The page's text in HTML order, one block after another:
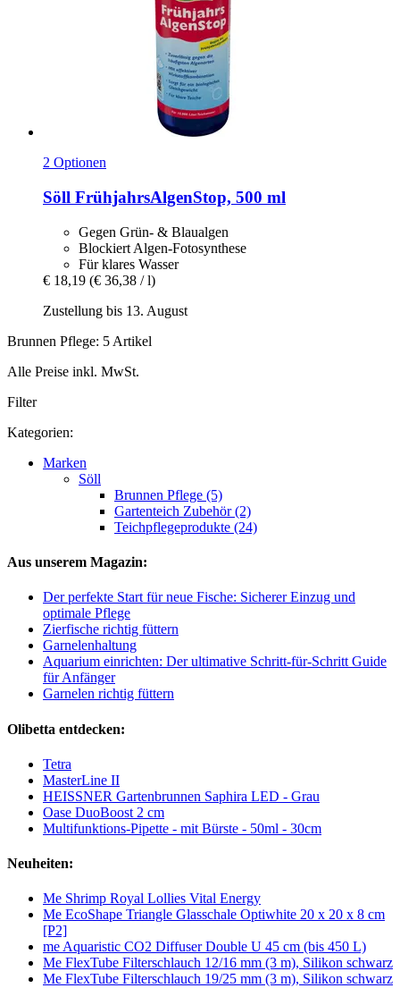
2 Optionen
Söll FrühjahrsAlgenStop, 500 ml
Gegen Grün- & Blaualgen
Blockiert Algen-Fotosynthese
Für klares Wasser
€ 18,19 (€ 36,38 / l)
Zustellung bis 13. August
Brunnen Pflege: 5 Artikel
Alle Preise inkl. MwSt.
Filter
Kategorien:
Marken
Söll
Brunnen Pflege (5)
Gartenteich Zubehör (2)
Teichpflegeprodukte (24)
Aus unserem Magazin:
Der perfekte Start für neue Fische: Sicherer Einzug und
optimale Pflege
Zierfische richtig füttern
Garnelenhaltung
Aquarium einrichten: Der ultimative Schritt-für-Schritt Guide
für Anfänger
Garnelen richtig füttern
Olibetta entdecken:
Tetra
MasterLine II
HEISSNER Gartenbrunnen Saphira LED - Grau
Oase DuoBoost 2 cm
Multifunktions-Pipette - mit Bürste - 50ml - 30cm
Neuheiten:
Me Shrimp Royal Lollies Vital Energy
Me EcoShape Triangle Glasschale Optiwhite 20 x 20 x 8 cm
[P2]
me Aquaristic CO2 Diffuser Double U 45 cm (bis 450 L)
Me FlexTube Filterschlauch 12/16 mm (3 m), Silikon schwarz
Me FlexTube Filterschlauch 19/25 mm (3 m), Silikon schwarz